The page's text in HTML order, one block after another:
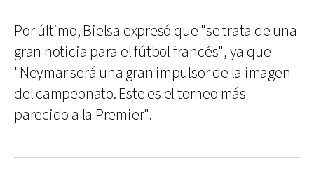
Por último, Bielsa expresó que "se trata de una
gran noticia para el fútbol francés", ya que
"Neymar será una gran impulsor de la imagen
del campeonato. Este es el torneo más
parecido a la Premier".